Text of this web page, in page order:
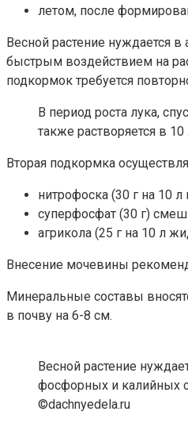
летом, после
Весной растение нуждается
быстрым воздействием на
подкормок требуется
В период роста лука,
также растворяется в
Вторая подкормка
нитрофоска (30 г на 10
суперфосфат (30 г)
агрикола (25 г на 10 л
Внесение мочевины
Минеральные составы
в почву на 6-8 см.
Весной растение
фосфорных и калийных
©dachnyedela.ru